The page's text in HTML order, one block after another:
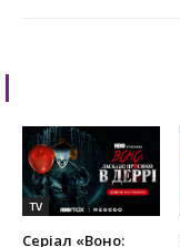
TV
Серіал «Воно: